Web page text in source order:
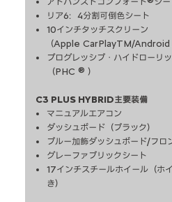
リア6：4分割可倒色シート
10インチタッチスクリーン
（Apple CarPlayTM/Android
プログレッシブ・ハイドローリ
（PHC ® ）
C3 PLUS HYBRID主要装備
マニュアルエアコン
ダッシュボード（ブラック）
ブルー加飾ダッシュボード/フロ
グレーファブリックシート
17インチスチールホイール（ホ
き）